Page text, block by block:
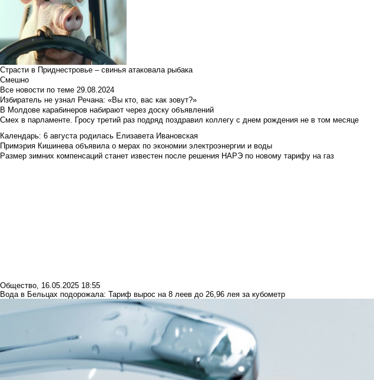
Страсти в Приднестровье – свинья атаковала рыбака
Смешно
Все новости по теме 29.08.2024
Избиратель не узнал Речана: «Вы кто, вас как зовут?»
В Молдове карабинеров набирают через доску объявлений
Смех в парламенте. Гросу третий раз подряд поздравил коллегу с днем рождения не в том месяце
Календарь: 6 августа родилась Елизавета Ивановская
Примэрия Кишинева объявила о мерах по экономии электроэнергии и воды
Размер зимних компенсаций станет известен после решения НАРЭ по новому тарифу на газ
Общество, 16.05.2025 18:55
Вода в Бельцах подорожала: Тариф вырос на 8 леев до 26,96 лея за кубометр